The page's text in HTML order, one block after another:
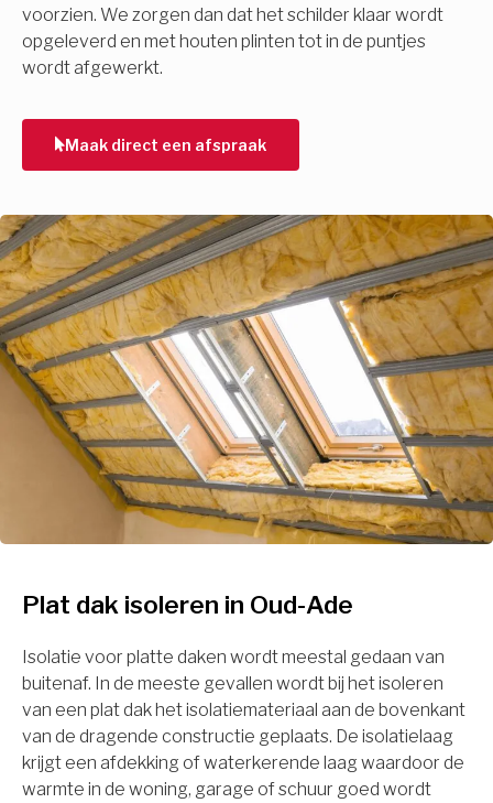
voorzien. We zorgen dan dat het schilder klaar wordt
opgeleverd en met houten plinten tot in de puntjes
wordt afgewerkt.
Maak direct een afspraak
Plat dak isoleren in Oud-Ade
Isolatie voor platte daken wordt meestal gedaan van
buitenaf. In de meeste gevallen wordt bij het isoleren
van een plat dak het isolatiemateriaal aan de bovenkant
van de dragende constructie geplaats. De isolatielaag
krijgt een afdekking of waterkerende laag waardoor de
warmte in de woning, garage of schuur goed wordt